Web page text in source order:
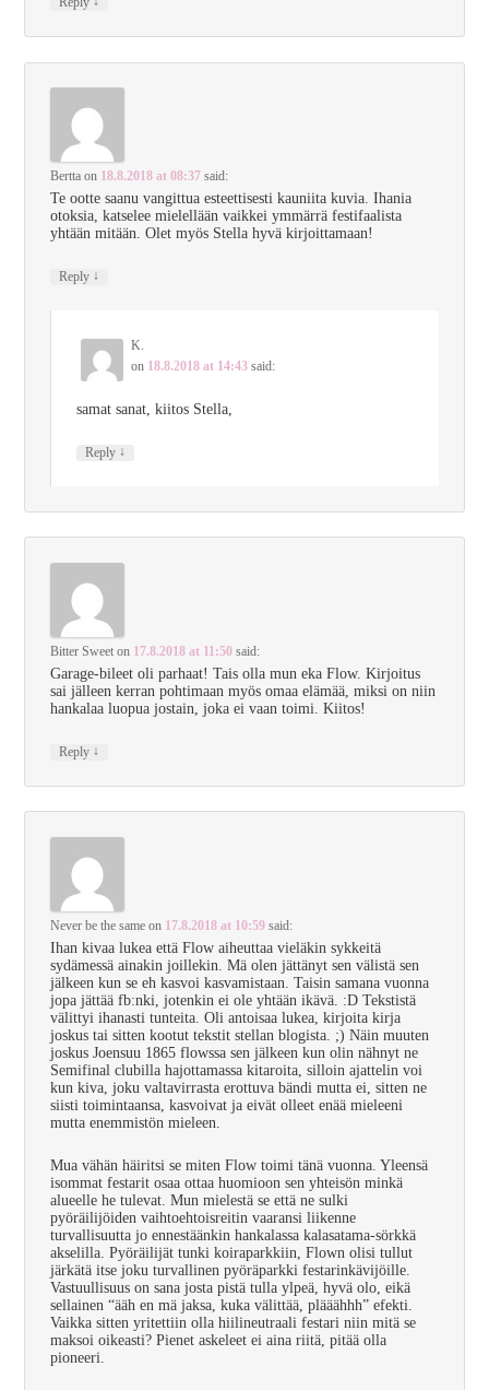
Bertta on 18.8.2018 at 08:37 said:
Te ootte saanu vangittua esteettisesti kauniita kuvia. Ihania
otoksia, katselee mielellään vaikkei ymmärrä festifaalista
yhtään mitään. Olet myös Stella hyvä kirjoittamaan!
Reply ↓
K.
on 18.8.2018 at 14:43 said:
samat sanat, kiitos Stella,
Reply ↓
Bitter Sweet on 17.8.2018 at 11:50 said:
Garage-bileet oli parhaat! Tais olla mun eka Flow. Kirjoitus
sai jälleen kerran pohtimaan myös omaa elämää, miksi on niin
hankalaa luopua jostain, joka ei vaan toimi. Kiitos!
Reply ↓
Never be the same on 17.8.2018 at 10:59 said:
Ihan kivaa lukea että Flow aiheuttaa vieläkin sykkeitä
sydämessä ainakin joillekin. Mä olen jättänyt sen välistä sen
jälkeen kun se eh kasvoi kasvamistaan. Taisin samana vuonna
jopa jättää fb:nki, jotenkin ei ole yhtään ikävä. :D Tekstistä
välittyi ihanasti tunteita. Oli antoisaa lukea, kirjoita kirja
joskus tai sitten kootut tekstit stellan blogista. ;) Näin muuten
joskus Joensuu 1865 flowssa sen jälkeen kun olin nähnyt ne
Semifinal clubilla hajottamassa kitaroita, silloin ajattelin voi
kun kiva, joku valtavirrasta erottuva bändi mutta ei, sitten ne
siisti toimintaansa, kasvoivat ja eivät olleet enää mieleeni
mutta enemmistön mieleen.
Mua vähän häiritsi se miten Flow toimi tänä vuonna. Yleensä
isommat festarit osaa ottaa huomioon sen yhteisön minkä
alueelle he tulevat. Mun mielestä se että ne sulki
pyöräilijöiden vaihtoehtoisreitin vaaransi liikenne
turvallisuutta jo ennestäänkin hankalassa kalasatama-sörkkä
akselilla. Pyöräilijät tunki koiraparkkiin, Flown olisi tullut
järkätä itse joku turvallinen pyöräparkki festarinkävijöille.
Vastuullisuus on sana josta pistä tulla ylpeä, hyvä olo, eikä
sellainen “ääh en mä jaksa, kuka välittää, plääähhh” efekti.
Vaikka sitten yritettiin olla hiilineutraali festari niin mitä se
maksoi oikeasti? Pienet askeleet ei aina riitä, pitää olla
pioneeri.